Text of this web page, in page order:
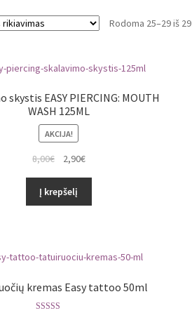
Rodoma 25–29 iš 29
skystis EASY PIERCING: MOUTH
WASH 125ML
AKCIJA!
8,00€ 2,90€
Į krepšelį
kremas Easy tattoo 50ml